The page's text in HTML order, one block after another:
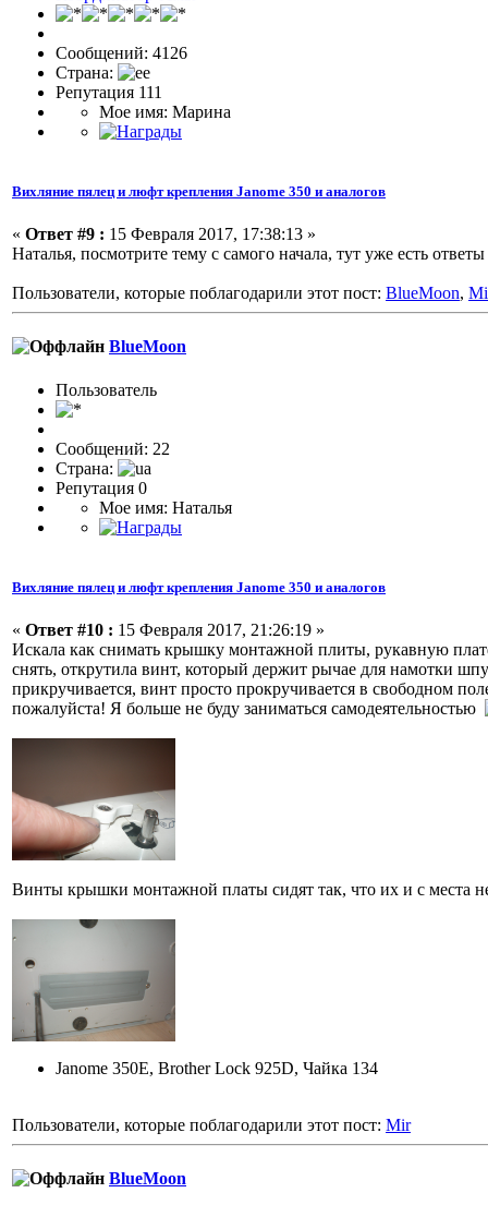
Сообщений: 4126
Страна:
Репутация 111
Мое имя: Марина
Вихляние пялец и люфт крепления Janome 350 и аналогов
« Ответ #9 : 15 Февраля 2017, 17:38:13 »
Наталья, посмотрите тему с самого начала, тут уже есть ответы
Пользователи, которые поблагодарили этот пост: BlueMoon,
BlueMoon
Пользоватeль
Сообщений: 22
Страна:
Репутация 0
Мое имя: Наталья
Вихляние пялец и люфт крепления Janome 350 и аналогов
« Ответ #10 : 15 Февраля 2017, 21:26:19 »
Искала как снимать крышку монтажной плиты, рукавную
снять, открутила винт, который держит рычае для намотки
прикручивается, винт просто прокручивается в свободном
пожалуйста! Я больше не буду заниматься самодеятельностью
Винты крышки монтажной платы сидят так, что их и с места
Janome 350E, Brother Lock 925D, Чайка 134
Пользователи, которые поблагодарили этот пост: Mir
BlueMoon